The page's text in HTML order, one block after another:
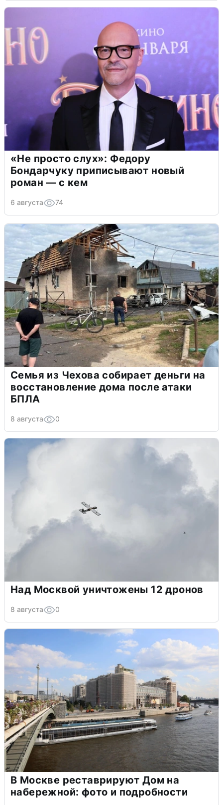
«Не просто слух»: Федору
Бондарчуку приписывают новый
роман — с кем
6 августа 74
Семья из Чехова собирает деньги на
восстановление дома после атаки
БПЛА
8 августа 0
Над Москвой уничтожены 12 дронов
8 августа 0
В Москве реставрируют Дом на
набережной: фото и подробности